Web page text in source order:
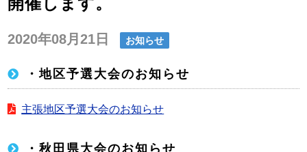
2020年08月21日 お知らせ
・地区予選大会のお知らせ
主張地区予選大会のお知らせ
・秋田県大会のお知らせ